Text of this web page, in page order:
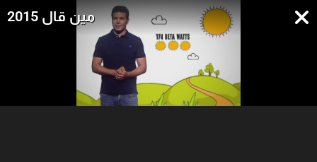
مين قال 2015